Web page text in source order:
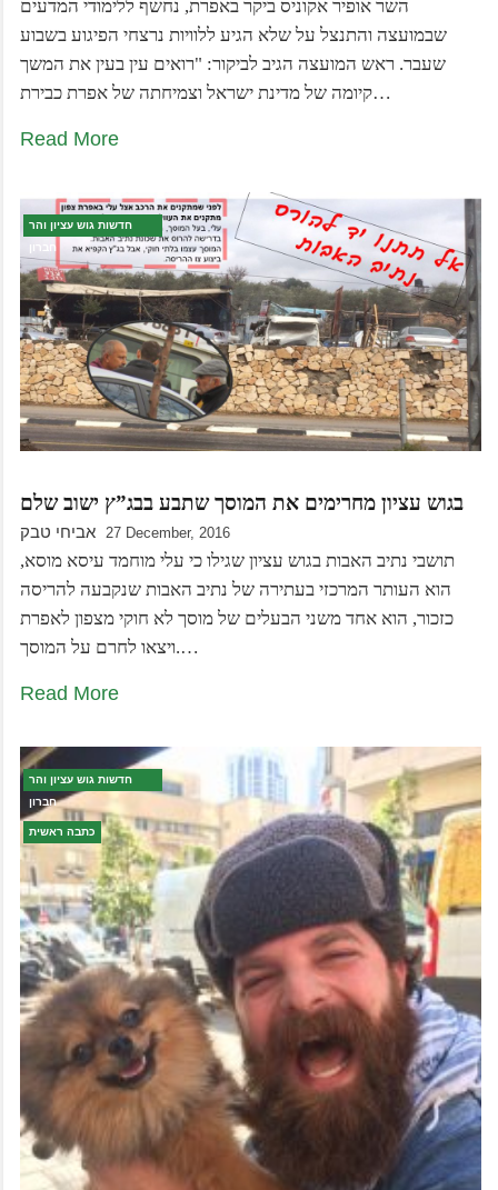
השר אופיר אקוניס ביקר באפרת, נחשף ללימודי המדעים
שבמועצה והתנצל על שלא הגיע ללוויות נרצחי הפיגוע בשבוע
שעבר. ראש המועצה הגיב לביקור: "רואים עין בעין את המשך
קיומה של מדינת ישראל וצמיחתה של אפרת כבירת…
Read More
חדשות גוש עציון והר
חברון
בגוש עציון מחרימים את המוסך שתבע בבג”ץ ישוב שלם
אביחי טבק 27 December, 2016
תושבי נתיב האבות בגוש עציון שגילו כי עלי מוחמד עיסא מוסא,
הוא העותר המרכזי בעתירה של נתיב האבות שנקבעה להריסה
כזכור, הוא אחד משני הבעלים של מוסך לא חוקי מצפון לאפרת
ויצאו לחרם על המוסך.…
Read More
חדשות גוש עציון והר
חברון
כתבה ראשית